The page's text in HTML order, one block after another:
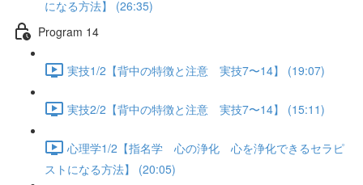
になる方法】 (26:35)
Program 14
実技1/2【背中の特徴と注意 実技7〜14】 (19:07)
実技2/2【背中の特徴と注意 実技7〜14】 (15:11)
心理学1/2【指名学 心の浄化 心を浄化できるセラピ
ストになる方法】 (20:05)